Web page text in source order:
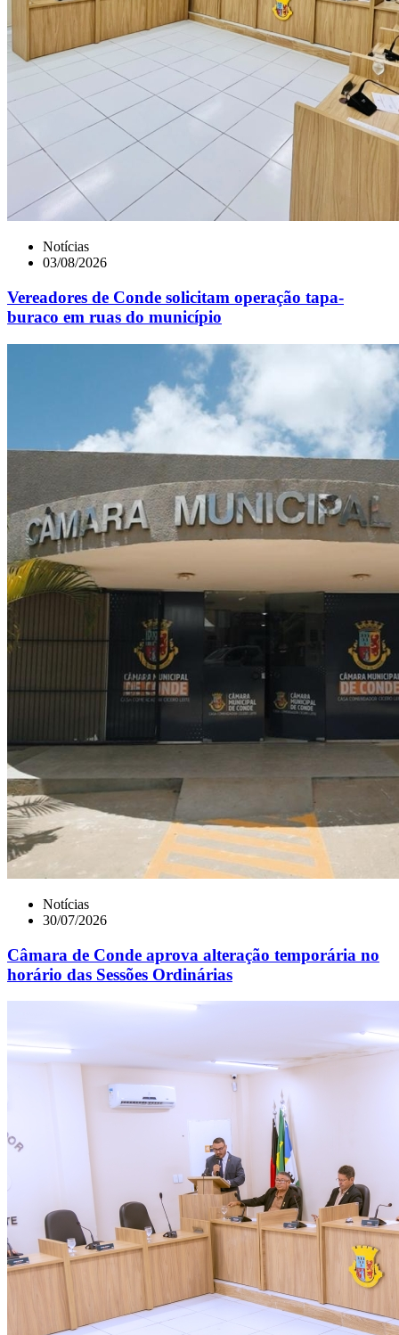
Notícias
03/08/2026
Vereadores de Conde solicitam operação tapa-
buraco em ruas do município
Notícias
30/07/2026
Câmara de Conde aprova alteração temporária no
horário das Sessões Ordinárias